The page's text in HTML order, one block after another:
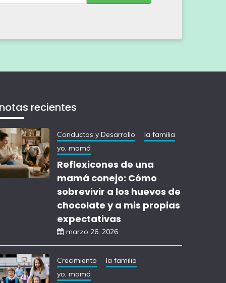
recientes
Conductas y Desarrollo
la familia
yo, mamá
Reflexicones de una
mamá conejo: Cómo
sobrevivir a los huevos de
chocolate y a mis propias
expectativas
marzo 26, 2026
Crecimiento
la familia
yo, mamá